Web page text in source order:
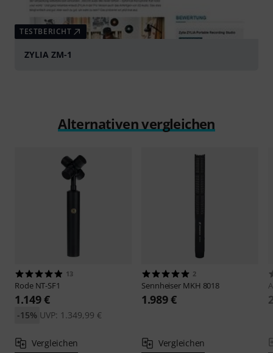
TESTBERICHT
ZYLIA ZM-1
Alternativen vergleichen
13
Rode NT-SF1
1.149 €
UVP: 1.349,99 €
-15%
Vergleichen
2
Sennheiser MKH 8018
1.989 €
Vergleichen